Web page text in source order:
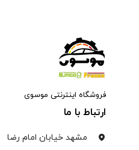
فروشگاه اینترنتی موسوی
ارتباط با ما
مشهد خیابان امام رضا